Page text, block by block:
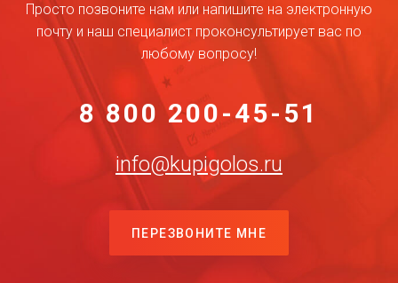
Просто позвоните нам или напишите на электронную
почту и наш специалист проконсультирует вас по
любому вопросу!
8 800 200-45-51
info@kupigolos.ru
ПЕРЕЗВОНИТЕ МНЕ